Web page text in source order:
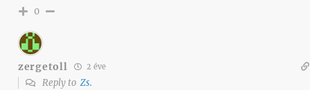
0
zergetoll 2 éve
Reply to Zs.